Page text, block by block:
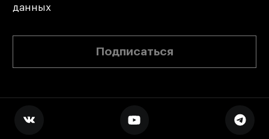
Публичная оферта
данных
Подписаться